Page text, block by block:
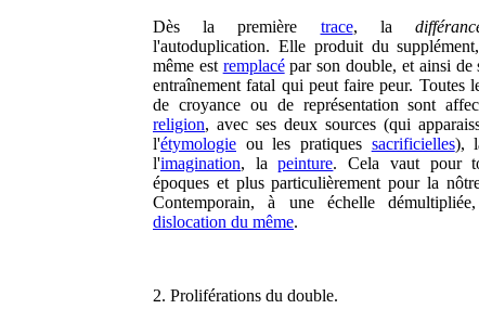
Dès la première trace, la
l'autoduplication. Elle produit du
même est remplacépar son double, et ainsi de
entraînement fatal qui peut faire peur. Toutes
de croyance ou de représentation sont
religion, avec ses deux sources (qui
l'étymologie ou les pratiques sacrificielles),
l'imagination, lapeinture. Cela vaut pour
époques et plus particulièrement pour la
Contemporain, à une échelle
dislocation du même.
2. Proliférations du double.